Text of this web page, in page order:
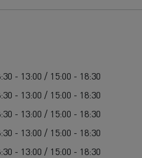
- 13:00 / 15:00 - 18:30
- 13:00 / 15:00 - 18:30
- 13:00 / 15:00 - 18:30
- 13:00 / 15:00 - 18:30
- 13:00 / 15:00 - 18:30